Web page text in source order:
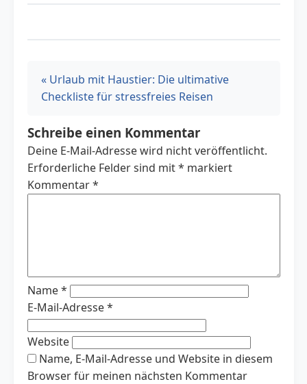
« Urlaub mit Haustier: Die ultimative
Checkliste für stressfreies Reisen
Schreibe einen Kommentar
Deine E-Mail-Adresse wird nicht veröffentlicht.
Erforderliche Felder sind mit* markiert
Kommentar*
Name*
E-Mail-Adresse*
Website
Name, E-Mail-Adresse und Website in diesem
Browser für meinen nächsten Kommentar